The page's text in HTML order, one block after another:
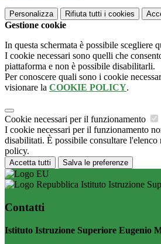
Personalizza Rifiuta tutti i cookies
Gestione cookie
In questa schermata è possibile scegliere
I cookie necessari sono quelli che
piattaforma e non è possibile disabilitarli.
Per conoscere quali sono i cookie
visionare la COOKIE POLICY.
Cookie necessari per il funzionamento
I cookie necessari per il funzionamento
disabilitati. È possibile consultare
policy.
Accetta tutti Salva le preferenze
Istituto Istruzione
Contatti
Istituto Istruzione Superiore Eugenio